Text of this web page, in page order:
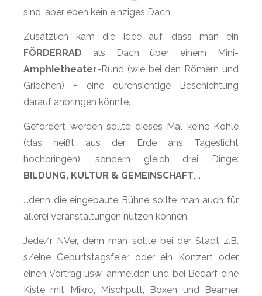
sind, aber eben kein einziges Dach.
Zusätzlich kam die Idee auf, dass man ein
FÖRDERRAD als Dach über einem Mini-
Amphietheater-Rund (wie bei den Römern und
Griechen) + eine durchsichtige Beschichtung
darauf anbringen könnte.
Gefördert werden sollte dieses Mal keine Kohle
(das heißt aus der Erde ans Tageslicht
hochbringen), sondern gleich drei Dinge:
BILDUNG, KULTUR & GEMEINSCHAFT,...
...denn die eingebaute Bühne sollte man auch für
allerei Veranstaltungen nutzen können.
Jede/r NVer, denn man sollte bei der Stadt z.B.
s/eine Geburtstagsfeier oder ein Konzert oder
einen Vortrag usw. anmelden und bei Bedarf eine
Kiste mit Mikro, Mischpult, Boxen und Beamer